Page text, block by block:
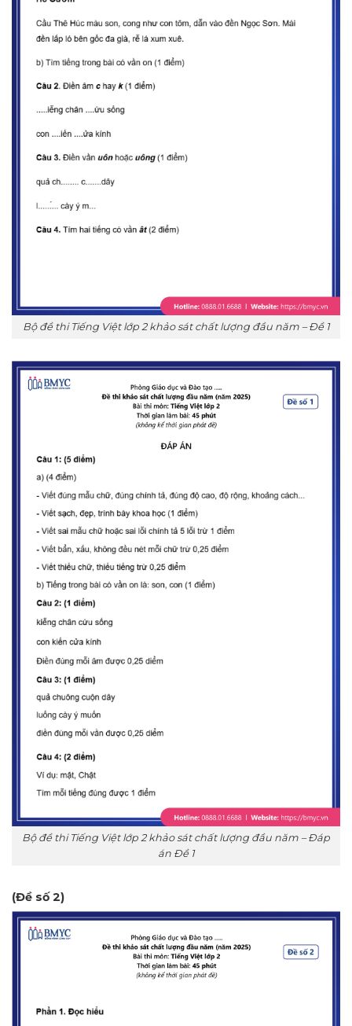
Bộ đề thi Tiếng Việt lớp 2 khảo sát chất lượng đầu năm – Đề 1
Bộ đề thi Tiếng Việt lớp 2 khảo sát chất lượng đầu năm – Đáp
án Đề 1
(Đề số 2)